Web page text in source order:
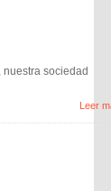
socie­dad
Leer